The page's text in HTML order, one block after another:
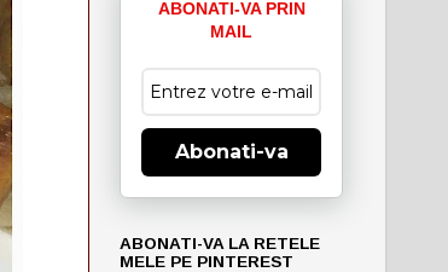
ABONATI-VA PRIN
MAIL
Abonati-va
ABONATI-VA LA RETELE
MELE PE PINTEREST